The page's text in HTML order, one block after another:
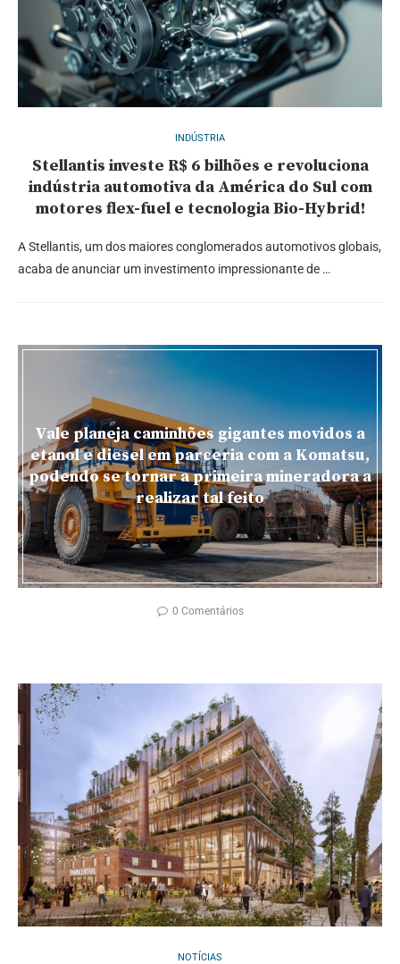
INDÚSTRIA
Stellantis investe R$ 6 bilhões e revoluciona
indústria automotiva da América do Sul com
motores flex-fuel e tecnologia Bio-Hybrid!
A Stellantis, um dos maiores conglomerados automotivos globais,
acaba de anunciar um investimento impressionante de …
Vale planeja caminhões gigantes movidos a
etanol e diesel em parceria com a Komatsu,
podendo se tornar a primeira mineradora a
realizar tal feito
0 Comentários
NOTÍCIAS